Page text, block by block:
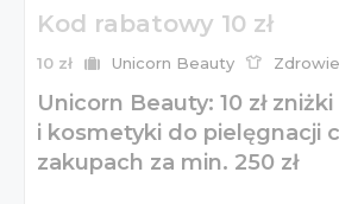
Kod rabatowy 10 zł
10 zł Unicorn Beauty Zdrowie
Unicorn Beauty: 10 zł
i kosmetyki do pielęgnacji
zakupach za min. 250 zł